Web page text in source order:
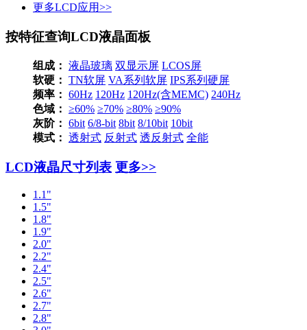
更多LCD应用>>
按特征查询LCD液晶面板
组成： 液晶玻璃 双显示屏 LCOS屏
软硬： TN软屏 VA系列软屏 IPS系列硬屏
频率： 60Hz 120Hz 120Hz(含MEMC) 240Hz
色域： ≥60% ≥70% ≥80% ≥90%
灰阶： 6bit 6/8-bit 8bit 8/10bit 10bit
模式： 透射式 反射式 透反射式 全能
LCD液晶尺寸列表 更多>>
1.1"
1.5"
1.8"
1.9"
2.0"
2.2"
2.4"
2.5"
2.6"
2.7"
2.8"